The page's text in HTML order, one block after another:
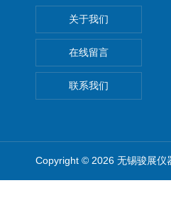
关于我们
在线留言
联系我们
Copyright © 2026 无锡骏展仪